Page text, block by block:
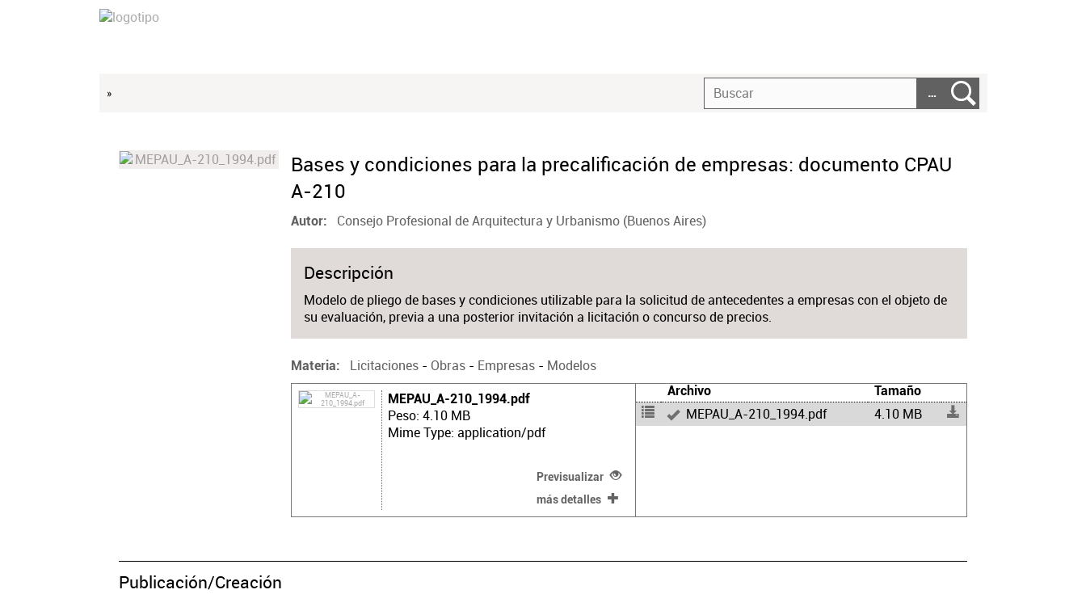
» …
Bases y condiciones para la precalificación de empresas: documento CPAU
A-210
Autor Consejo Profesional de Arquitectura y Urbanismo (Buenos Aires)
Descripción
Modelo de pliego de bases y condiciones utilizable para la solicitud de antecedentes a empresas con el objeto de
su evaluación, previa a una posterior invitación a licitación o concurso de precios.
Materia Licitaciones- Obras- Empresas- Modelos
MEPAU_A-210_1994.pdf
Peso: 4.10 MB
Mime Type: application/pdf
Previsualizar
más detalles
Archivo Tamaño
MEPAU_A-210_1994.pdf 4.10 MB
Publicación/Creación